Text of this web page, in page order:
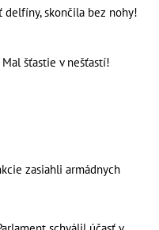
delfíny, skončila bez nohy!
šťastie v nešťastí!
zasiahli armádnych